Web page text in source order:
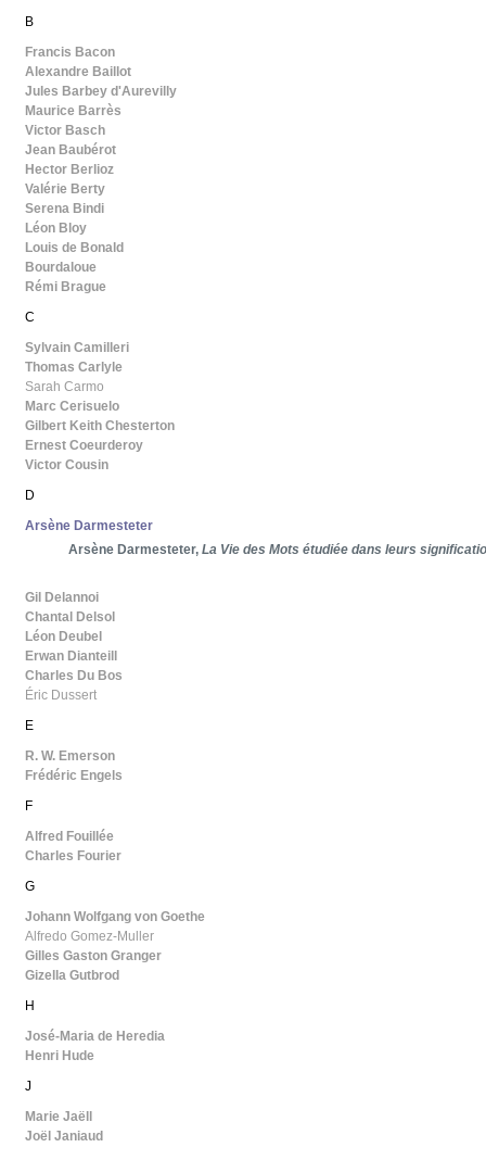
B
Francis Bacon
Alexandre Baillot
Jules Barbey d'Aurevilly
Maurice Barrès
Victor Basch
Jean Baubérot
Hector Berlioz
Valérie Berty
Serena Bindi
Léon Bloy
Louis de Bonald
Bourdaloue
Rémi Brague
C
Sylvain Camilleri
Thomas Carlyle
Sarah Carmo
Marc Cerisuelo
Gilbert Keith Chesterton
Ernest Coeurderoy
Victor Cousin
D
Arsène Darmesteter
Arsène Darmesteter, La Vie des Mots étudiée dans leurs
Gil Delannoi
Chantal Delsol
Léon Deubel
Erwan Dianteill
Charles Du Bos
Éric Dussert
E
R. W. Emerson
Frédéric Engels
F
Alfred Fouillée
Charles Fourier
G
Johann Wolfgang von Goethe
Alfredo Gomez-Muller
Gilles Gaston Granger
Gizella Gutbrod
H
José-Maria de Heredia
Henri Hude
J
Marie Jaëll
Joël Janiaud